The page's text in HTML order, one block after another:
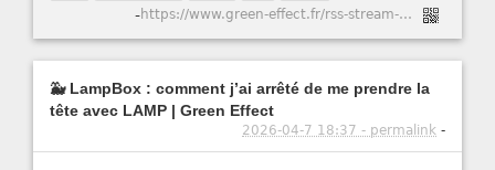
- https://www.green-effect.fr/rss-stream-suivre-des-videos-youtube-et-peertube-sans-se-faire-bouffer-par-l-algo
🐳 LampBox : comment j’ai arrêté de me prendre la
tête avec LAMP | Green Effect
2026-04-7 18:37 - permalink -